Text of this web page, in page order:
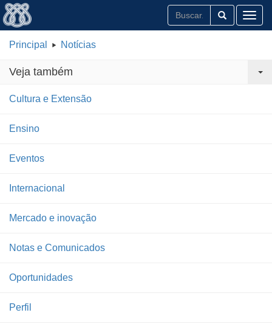
Principal Notícias
Veja também
Cultura e Extensão
Ensino
Eventos
Internacional
Mercado e inovação
Notas e Comunicados
Oportunidades
Perfil